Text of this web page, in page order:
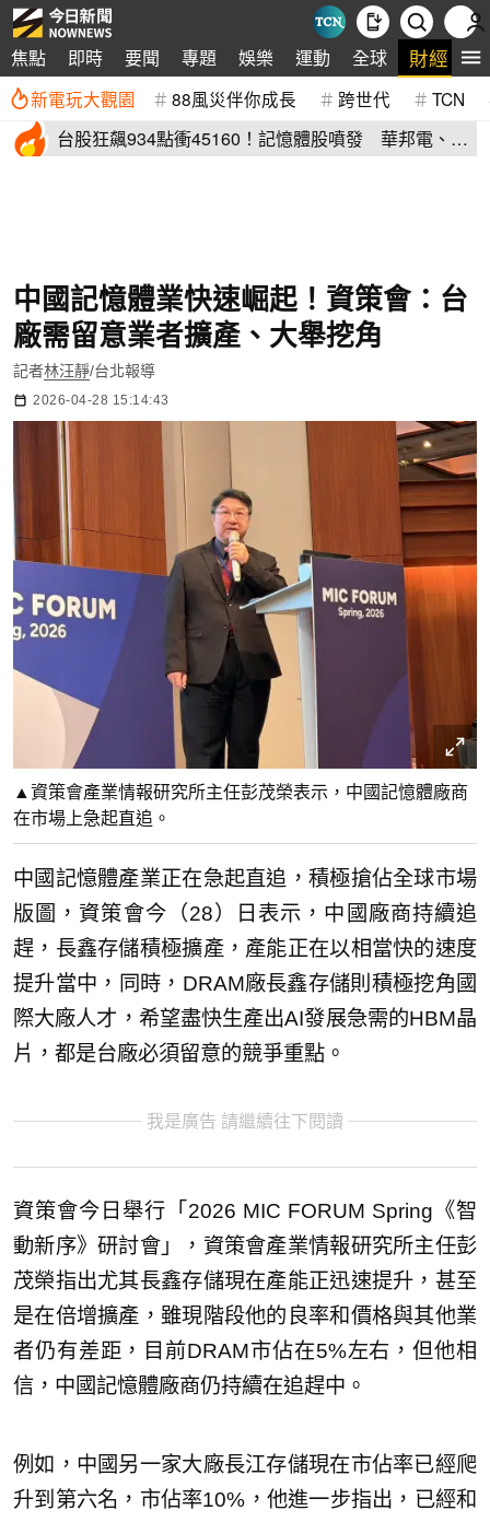
焦點 即時 要聞 專題 娛樂 運動 全球 財經
新電玩大觀園 88風災伴你成長 跨世代 TCN
台股狂飆934點衝45160！記憶體股噴發 華邦電、力
中國記憶體業快速崛起！資策會：台
廠需留意業者擴產、大舉挖角
記者林汪靜/台北報導
2026-04-28 15:14:43
▲資策會產業情報研究所主任彭茂榮表示，中國記憶體廠商
在市場上急起直追。
中國記憶體產業正在急起直追，積極搶佔全球市場
版圖，資策會今（28）日表示，中國廠商持續追
趕，長鑫存儲積極擴產，產能正在以相當快的速度
提升當中，同時，DRAM廠長鑫存儲則積極挖角國
際大廠人才，希望盡快生產出AI發展急需的HBM晶
片，都是台廠必須留意的競爭重點。
我是廣告 請繼續往下閱讀
資策會今日舉行「2026 MIC FORUM Spring《智
動新序》研討會」，資策會產業情報研究所主任彭
茂榮指出尤其長鑫存儲現在產能正迅速提升，甚至
是在倍增擴產，雖現階段他的良率和價格與其他業
者仍有差距，目前DRAM市佔在5%左右，但他相
信，中國記憶體廠商仍持續在追趕中。
例如，中國另一家大廠長江存儲現在市佔率已經爬
升到第六名，市佔率10%，他進一步指出，已經和